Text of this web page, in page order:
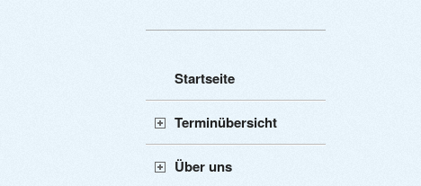
Startseite
Terminübersicht
Über uns